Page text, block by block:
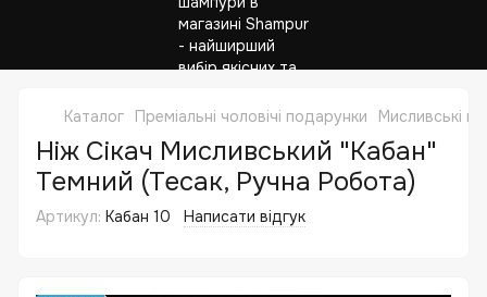
Каталог Преміальні чоловічі подарунки Мисливські
Ніж Сікач Мисливський "Кабан"
Темний (Тесак, Ручна Робота)
Артикул: Кабан 10 Написати відгук